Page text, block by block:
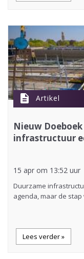
description Artikel
Nieuw
infrastructuur
15 apr om 13:52 uur
Duurzame
agenda, maar de
Lees verder »